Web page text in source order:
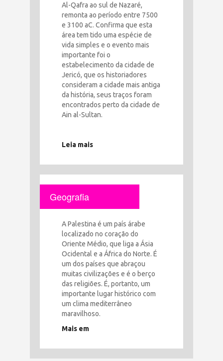
Al-Qafra ao sul de Nazaré,
remonta ao período entre 7500
e 3100 aC. Confirma que esta
área tem tido uma espécie de
vida simples e o evento mais
importante foi o
estabelecimento da cidade de
Jericó, que os historiadores
consideram a cidade mais antiga
da história, seus traços foram
encontrados perto da cidade de
Ain al-Sultan.
Leia mais
Geografia
A Palestina é um país árabe
localizado no coração do
Oriente Médio, que liga a Ásia
Ocidental e a África do Norte. É
um dos países que abraçou
muitas civilizações e é o berço
das religiões. É, portanto, um
importante lugar histórico com
um clima mediterrâneo
maravilhoso.
Mais em